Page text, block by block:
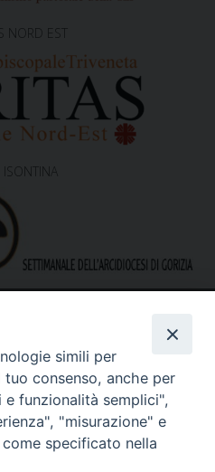
NORD EST
ISONTINA
di Gorizia
– uffici
131 – 34170 Gorizia
simili per
consenso, anche per
funzionalità semplici",
"misurazione" e
specificato nella